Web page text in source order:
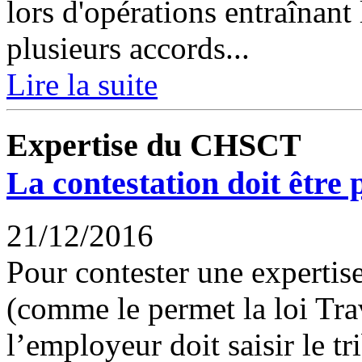
lors d'opérations entraînant
plusieurs accords...
Lire la suite
Expertise du CHSCT
La contestation doit être
21/12/2016
Pour contester une
(comme le permet la loi
l’employeur doit saisir le